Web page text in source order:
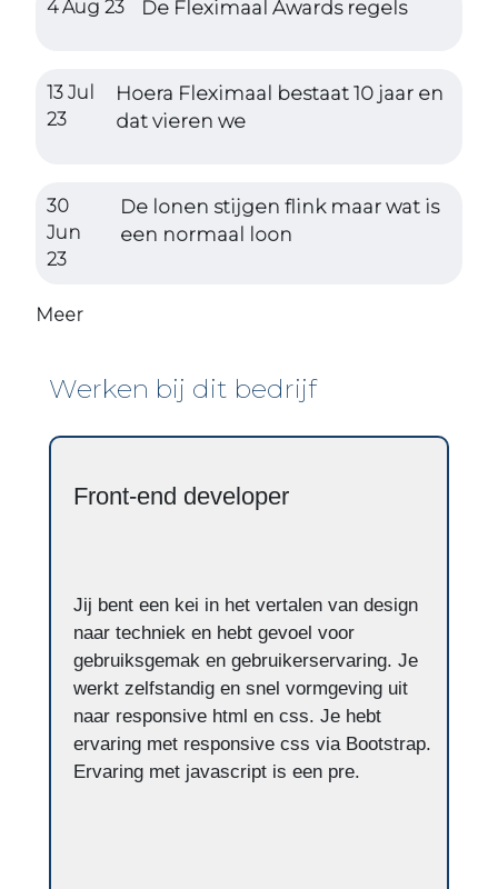
4 Aug 23 De Fleximaal Awards regels
13 Jul
23
Hoera Fleximaal bestaat 10 jaar en
dat vieren we
30
Jun
23
De lonen stijgen flink maar wat is
een normaal loon
Meer
Werken bij dit bedrijf
Front-end developer
Jij bent een kei in het vertalen van design
naar techniek en hebt gevoel voor
gebruiksgemak en gebruikerservaring. Je
werkt zelfstandig en snel vormgeving uit
naar responsive html en css. Je hebt
ervaring met responsive css via Bootstrap.
Ervaring met javascript is een pre.